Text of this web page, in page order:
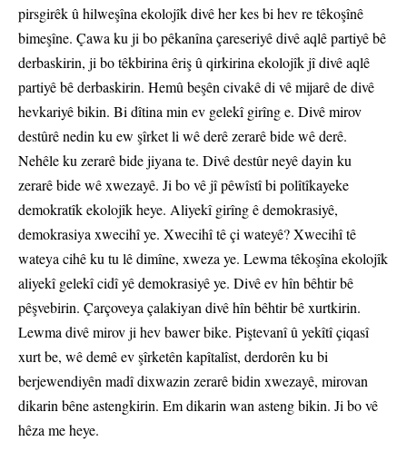
pirsgirêk û hilweşîna ekolojîk divê her kes bi hev re têkoşînê
bimeşîne. Çawa ku ji bo pêkanîna çareseriyê divê aqlê partiyê bê
derbaskirin, ji bo têkbirina êriş û qirkirina ekolojîk jî divê aqlê
partiyê bê derbaskirin. Hemû beşên civakê di vê mijarê de divê
hevkariyê bikin. Bi dîtina min ev gelekî girîng e. Divê mirov
destûrê nedin ku ew şîrket li wê derê zerarê bide wê derê.
Nehêle ku zerarê bide jiyana te. Divê destûr neyê dayin ku
zerarê bide wê xwezayê. Ji bo vê jî pêwîstî bi polîtîkayeke
demokratîk ekolojîk heye. Aliyekî girîng ê demokrasiyê,
demokrasiya xwecihî ye. Xwecihî tê çi wateyê? Xwecihî tê
wateya cihê ku tu lê dimîne, xweza ye. Lewma têkoşîna ekolojîk
aliyekî gelekî cidî yê demokrasiyê ye. Divê ev hîn bêhtir bê
pêşvebirin. Çarçoveya çalakiyan divê hîn bêhtir bê xurtkirin.
Lewma divê mirov ji hev bawer bike. Piştevanî û yekîtî çiqasî
xurt be, wê demê ev şîrketên kapîtalîst, derdorên ku bi
berjewendiyên madî dixwazin zerarê bidin xwezayê, mirovan
dikarin bêne astengkirin. Em dikarin wan asteng bikin. Ji bo vê
hêza me heye.